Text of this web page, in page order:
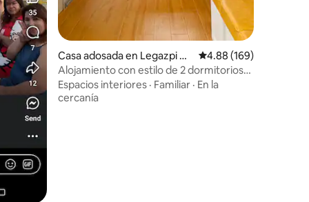
Casa adosada en Legazpi Cit
y
Calificación promedio:
4.88 (169)
Alojamiento con estilo de 2 dormitorios
en Legazpi City con 50 mbps y Netflix
Espacios interiores · Familiar · En la
cercanía